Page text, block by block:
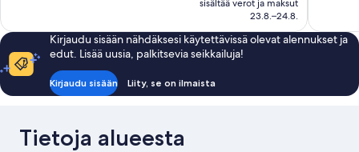
arvostelua
255 €
sisältää verot ja maksut
23.8.–24.8.
Kirjaudu sisään nähdäksesi käytettävissä olevat alennukset ja
edut. Lisää uusia, palkitsevia seikkailuja!
Kirjaudu sisään Liity, se on ilmaista
Tietoja alueesta